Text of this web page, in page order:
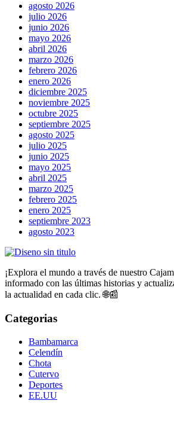
agosto 2026
julio 2026
junio 2026
mayo 2026
abril 2026
marzo 2026
febrero 2026
enero 2026
diciembre 2025
noviembre 2025
octubre 2025
septiembre 2025
agosto 2025
julio 2025
junio 2025
mayo 2025
abril 2025
marzo 2025
febrero 2025
enero 2025
septiembre 2023
agosto 2023
¡Explora el mundo a través de nuestro
informado con las últimas historias y
la actualidad en cada clic. 🌐📰
Categorias
Bambamarca
Celendín
Chota
Cutervo
Deportes
EE.UU